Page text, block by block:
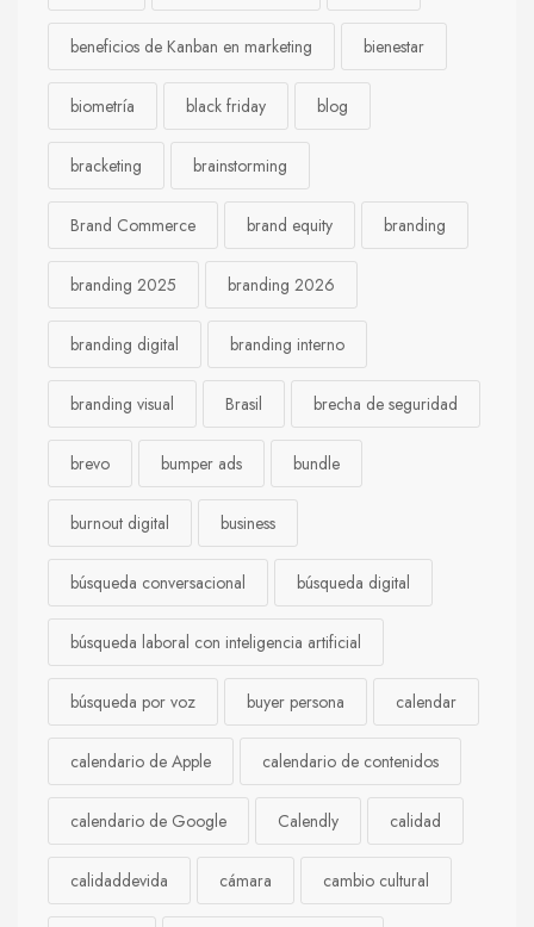
beneficios de Kanban en marketing bienestar
biometría black friday blog
bracketing brainstorming
Brand Commerce brand equity branding
branding 2025 branding 2026
branding digital branding interno
branding visual Brasil brecha de seguridad
brevo bumper ads bundle
burnout digital business
búsqueda conversacional búsqueda digital
búsqueda laboral con inteligencia artificial
búsqueda por voz buyer persona calendar
calendario de Apple calendario de contenidos
calendario de Google Calendly calidad
calidaddevida cámara cambio cultural